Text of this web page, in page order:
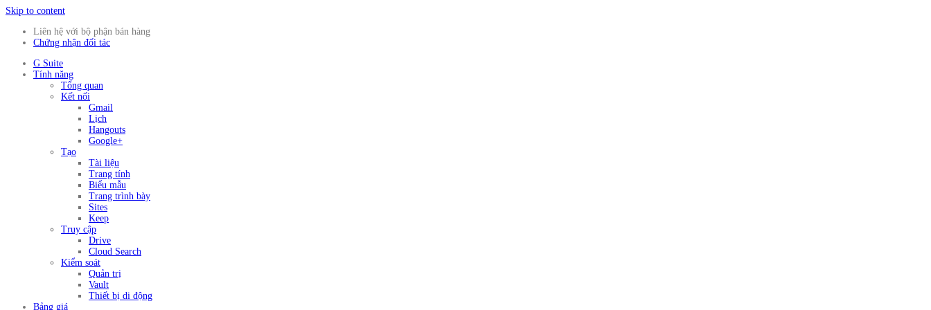
Skip to content
Liên hệ với bộ phận bán hàng
Chứng nhận đối tác
G Suite
Tính năng
Tổng quan
Kết nối
Gmail
Lịch
Hangouts
Google+
Tạo
Tài liệu
Trang tính
Biểu mẫu
Trang trình bày
Sites
Keep
Truy cập
Drive
Cloud Search
Kiểm soát
Quản trị
Vault
Thiết bị di động
Bảng giá